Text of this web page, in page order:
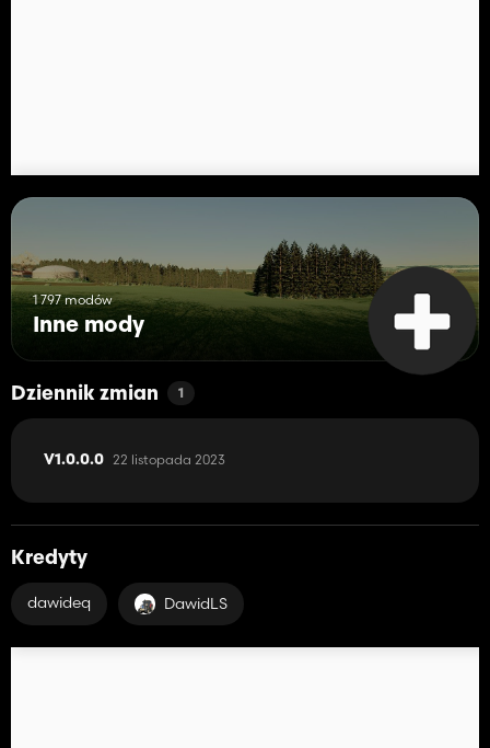
1 797 modów
Inne mody
Dziennik zmian 1
V1.0.0.0 22 listopada 2023
Kredyty
dawideq DawidLS